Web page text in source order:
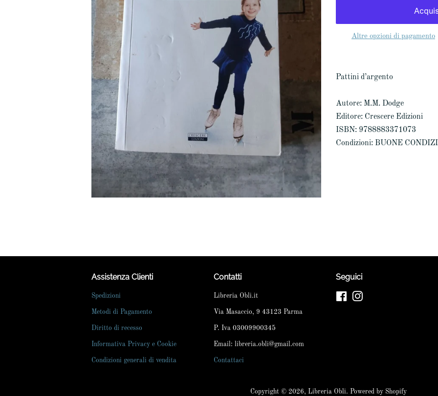
Altre opzioni di pagamento
Pattini d’argento
Autore: M.M. Dodge
Editore: Crescere Edizioni
ISBN: 9788883371073
Condizioni: BUONE
Assistenza Clienti
Spedizioni
Metodi di Pagamento
Diritto di recesso
Informativa Privacy e Cookie
Condizioni generali di vendita
Contatti
Libreria Obli.it
Via Masaccio, 9 43123 Parma
P. Iva 03009900345
Email: libreria.obli@gmail.com
Contattaci
Seguici
Facebook
Copyright © 2026, Libreria Obli. Powered by Shopify